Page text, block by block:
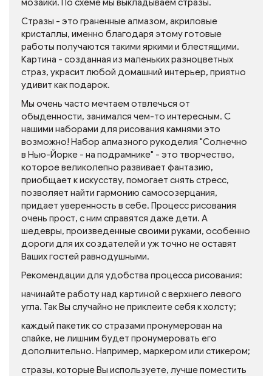
мозаики. По схеме мы выкладываем стразы.
Стразы - это граненные алмазом, акриловые
кристаллы, именно благодаря этому готовые
работы получаются такими яркими и блестящими.
Картина - созданная из маленьких разноцветных
страз, украсит любой домашний интерьер, приятно
удивит как подарок.
Мы очень часто мечтаем отвлечься от
обыденности, занимался чем-то интересным. С
нашими наборами для рисования камнями это
возможно! Набор алмазного рукоделия "Солнечно
в Нью-Йорке - на подрамнике" - это творчество,
которое великолепно развивает фантазию,
приобщает к искусству, помогает снять стресс,
позволяет найти гармонию самосозерцания,
придает уверенность в себе. Процесс рисования
очень прост, с ним справятся даже дети. А
шедевры, произведенные своими руками, особенно
дороги для их создателей и уж точно не оставят
Ваших гостей равнодушными.
Рекомендации для удобства процесса рисования:
начинайте работу над картиной с верхнего левого
угла. Так Вы случайно не приклеите себя к холсту;
каждый пакетик со стразами пронумерован на
спайке, не лишним будет пронумеровать его
дополнительно. Например, маркером или стикером;
стразы, которые Вы используете, лучше поместить